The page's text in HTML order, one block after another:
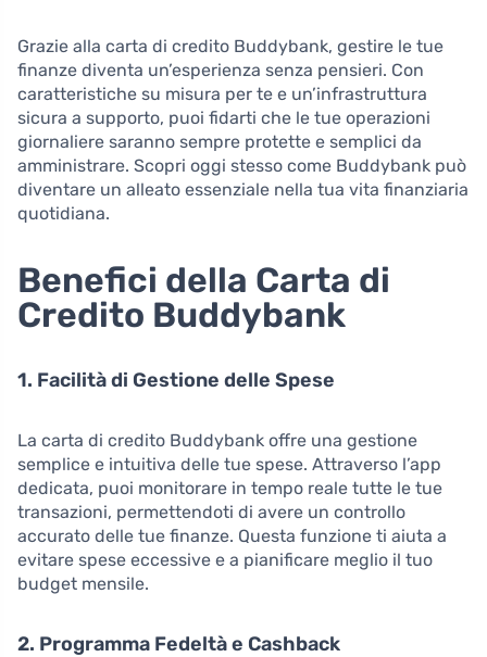
Grazie alla carta di credito Buddybank, gestire le tue
finanze diventa un’esperienza senza pensieri. Con
caratteristiche su misura per te e un’infrastruttura
sicura a supporto, puoi fidarti che le tue operazioni
giornaliere saranno sempre protette e semplici da
amministrare. Scopri oggi stesso come Buddybank può
diventare un alleato essenziale nella tua vita finanziaria
quotidiana.
Benefici della Carta di
Credito Buddybank
1. Facilità di Gestione delle Spese
La carta di credito Buddybank offre una gestione
semplice e intuitiva delle tue spese. Attraverso l’app
dedicata, puoi monitorare in tempo reale tutte le tue
transazioni, permettendoti di avere un controllo
accurato delle tue finanze. Questa funzione ti aiuta a
evitare spese eccessive e a pianificare meglio il tuo
budget mensile.
2. Programma Fedeltà e Cashback